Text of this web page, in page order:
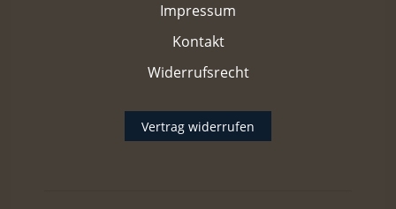
Impressum
Kontakt
Widerrufsrecht
Vertrag widerrufen